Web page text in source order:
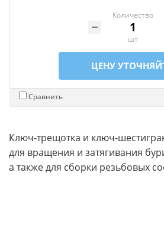
Количество
шт
ЦЕНУ
Сравнить
Ключ-трещотка и ключ-
для вращения и затягивания
а также для сборки резьбовых